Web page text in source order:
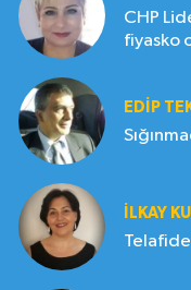
CHP
fiyasko
EDIP
İLKAY